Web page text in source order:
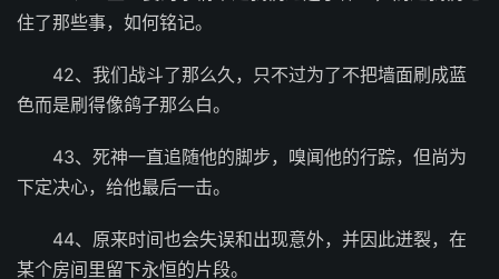
住了那些事，如何铭记。
42、我们战斗了那么久，只不过为了不把墙面刷成蓝
色而是刷得像鸽子那么白。
43、死神一直追随他的脚步，嗅闻他的行踪，但尚为
下定决心，给他最后一击。
44、原来时间也会失误和出现意外，并因此迸裂，在
某个房间里留下永恒的片段。